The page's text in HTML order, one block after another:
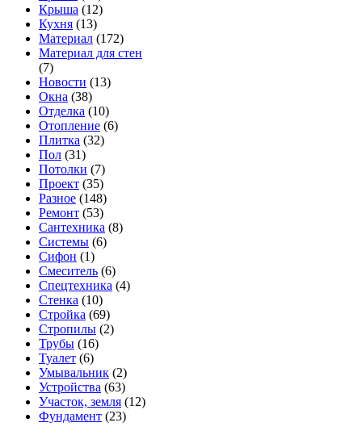
Крыша (12)
Кухня (13)
Материал (172)
Материал для стен
(7)
Новости (13)
Окна (38)
Отделка (10)
Отопление (6)
Плитка (32)
Пол (31)
Потолки (7)
Проект (35)
Разное (148)
Ремонт (53)
Сантехника (8)
Системы (6)
Сифон (1)
Смеситель (6)
Спецтехника (4)
Стенка (10)
Стройка (69)
Стропилы (2)
Трубы (16)
Туалет (6)
Умывальник (2)
Устройства (63)
Участок, земля (12)
Фундамент (23)